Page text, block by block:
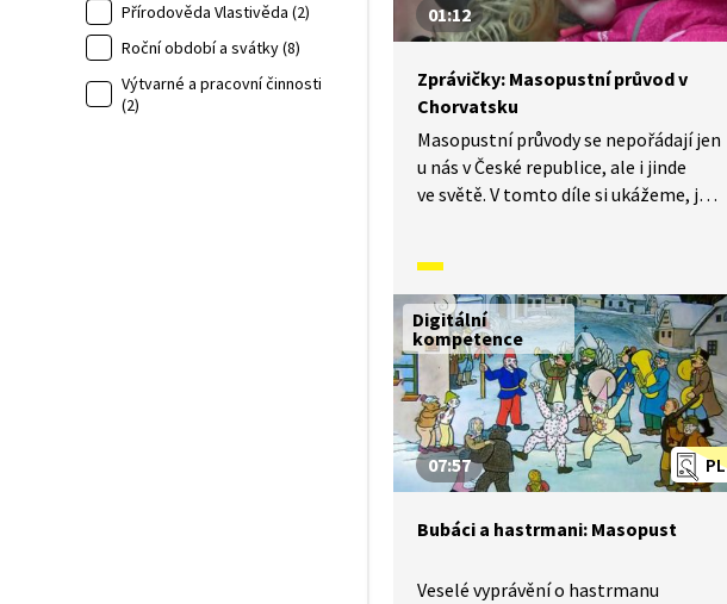
Přírodověda Vlastivěda (2)
Roční období a svátky (8)
Výtvarné a pracovní činnosti
(2)
01:12
Zprávičky: Masopustní průvod v
Chorvatsku
Masopustní průvody se nepořádají jen
u nás v České republice, ale i jinde
ve světě. V tomto díle si ukážeme, jak
masopustní den patří dětem.
Digitální
kompetence
PL
07:57
Bubáci a hastrmani: Masopust
Veselé vyprávění o hastrmanu